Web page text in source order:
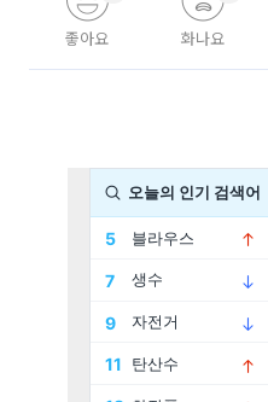
좋아요 화나요